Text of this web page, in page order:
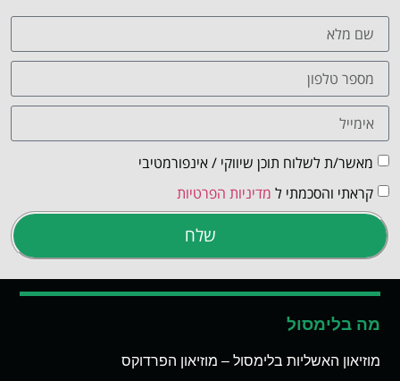
מאשר/ת לשלוח תוכן שיווקי / אינפורמטיבי
קראתי והסכמתי ל מדיניות הפרטיות
שלח
מה בלימסול
מוזיאון האשליות בלימסול – מוזיאון הפרדוקס